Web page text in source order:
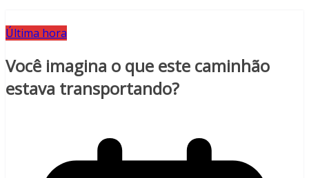
Última hora
Você imagina o que este caminhão
estava transportando?